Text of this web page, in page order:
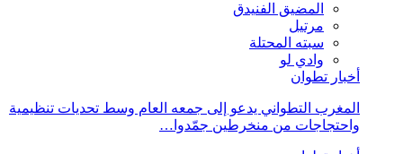
المضيق الفنيدق
مرتيل
سبته المحتلة
وادي لو
أخبار تطوان
المغرب التطواني يدعو إلى جمعه العام وسط تحديات تنظيمية
واحتجاجات من منخرطين جمّدوا…